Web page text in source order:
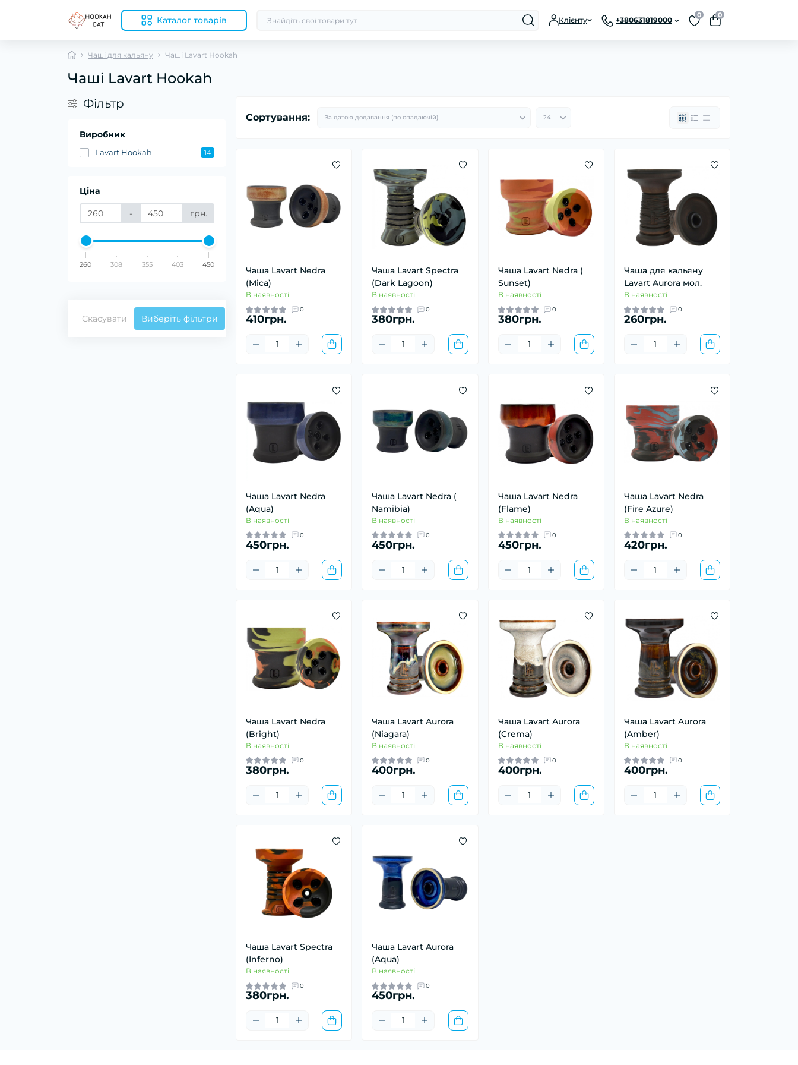
Каталог товарів Клієнту +380631819000
0 0
Чаші для кальяну Чаші Lavart Hookah
Чаші Lavart Hookah
Фільтр
Виробник
Lavart Hookah 14
Ціна
- грн.
260 308 355 403 450
Скасувати Виберіть фільтри
Сортування:
Чаша Lavart Nedra
(Mica)
В наявності
0
410грн.
Чаша Lavart Spectra
(Dark Lagoon)
В наявності
0
380грн.
Чаша Lavart Nedra (
Sunset)
В наявності
0
380грн.
Чаша для кальянy
Lavart Aurora мол.
В наявності
0
260грн.
Чаша Lavart Nedra
(Aqua)
В наявності
0
450грн.
Чаша Lavart Nedra (
Namibia)
В наявності
0
450грн.
Чаша Lavart Nedra
(Flame)
В наявності
0
450грн.
Чаша Lavart Nedra
(Fire Azure)
В наявності
0
420грн.
Чаша Lavart Nedra
(Bright)
В наявності
0
380грн.
Чаша Lavart Aurora
(Niagara)
В наявності
0
400грн.
Чаша Lavart Aurora
(Crema)
В наявності
0
400грн.
Чаша Lavart Aurora
(Amber)
В наявності
0
400грн.
Чаша Lavart Spectra
(Inferno)
В наявності
0
380грн.
Чаша Lavart Aurora
(Aqua)
В наявності
0
450грн.